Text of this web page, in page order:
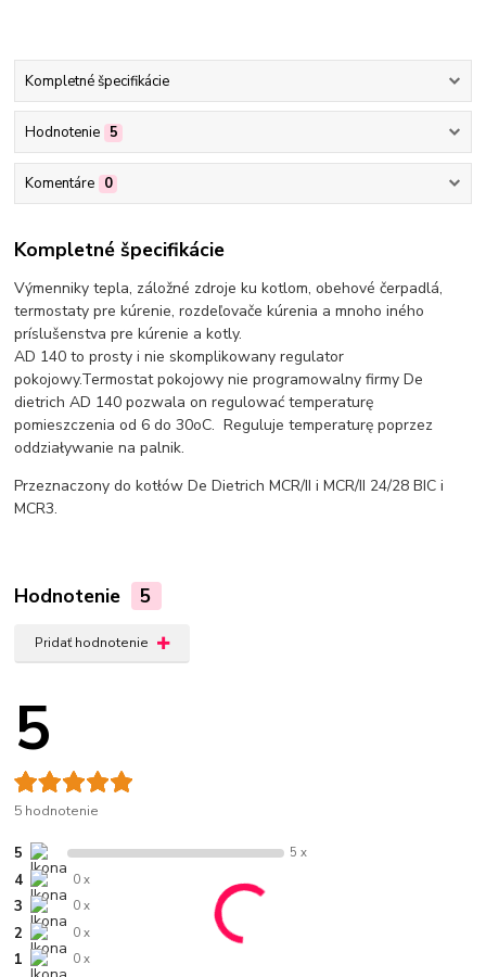
Kompletné špecifikácie
Hodnotenie 5
Komentáre 0
Kompletné špecifikácie
Výmenniky tepla, záložné zdroje ku kotlom, obehové čerpadlá,
termostaty pre kúrenie, rozdeľovače kúrenia a mnoho iného
príslušenstva pre kúrenie a kotly.
AD 140 to prosty i nie skomplikowany regulator
pokojowy.Termostat pokojowy nie programowalny firmy De
dietrich AD 140 pozwala on regulować temperaturę
pomieszczenia od 6 do 30oC. Reguluje temperaturę poprzez
oddziaływanie na palnik.
Przeznaczony do kotłów De Dietrich MCR/II i MCR/II 24/28 BIC i
MCR3.
Hodnotenie 5
Pridať hodnotenie
5
5 hodnotenie
5 5 x
4 0 x
3 0 x
2 0 x
1 0 x